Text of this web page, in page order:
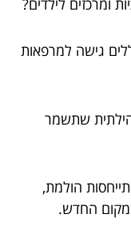
גישה למרפאות
שתשמר
הולמת,
החדש.